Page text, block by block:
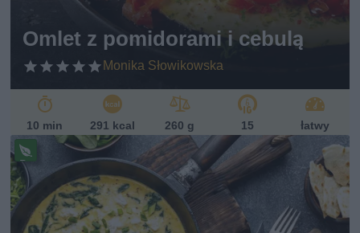
Omlet z pomidorami i cebulą
Monika Słowikowska
10 min 291 kcal 260 g 15 łatwy
Pr
ze
pi
w